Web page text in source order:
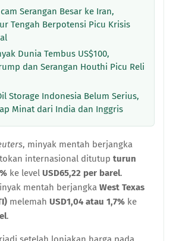
Serangan Besar ke Iran,
Tengah Berpotensi Picu Krisis
Dunia Tembus US$100,
dan Serangan Houthi Picu Reli
Storage Indonesia Belum Serius,
Minat dari India dan Inggris
, minyak mentah berjangka
internasional ditutup turun
ke level USD65,22 per barel.
mentah berjangka West Texas
melemah USD1,04 atau 1,7% ke
.